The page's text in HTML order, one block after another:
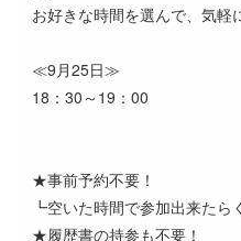
お好きな時間を選んで、気軽
≪9月25日≫
18：30～19：00
★事前予約不要！
┗空いた時間で参加出来たら
★履歴書の持参も不要！